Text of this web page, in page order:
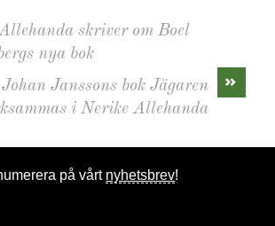
skriver om Boel
nya bok
»
Johan Janssons bok Jägaren
i Nerike Allehanda
på vårt nyhetsbrev!